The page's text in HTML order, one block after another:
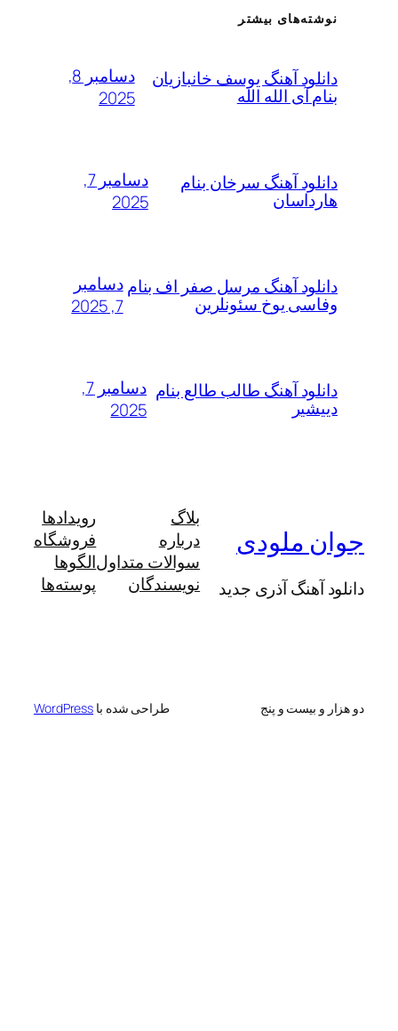
بیشتر
آهنگ یوسف خانبازیان
آی الله الله
آهنگ سرخان بنام
آهنگ مرسل صفر اف بنام
یوخ سئونلرین
دسامبر
7, 2025
آهنگ طالب طالع بنام
دسامبر 7,
ملودی
آذری جدید
درباره
سوالات متداول
نویسندگان
رویدادها
فروشگاه
الگوها
پوسته‌ها
بیست و پنج WordPress